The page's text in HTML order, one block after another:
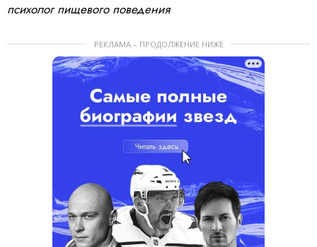
психолог пищевого поведения
РЕКЛАМА – ПРОДОЛЖЕНИЕ НИЖЕ